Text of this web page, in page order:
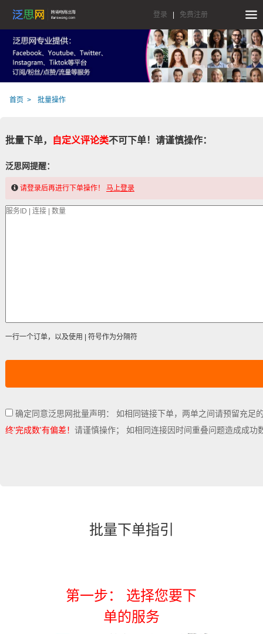
登录 免费注册
首页 批量操作
批量下单， 自定义评论类不可下单！请谨慎操作：
泛思网提醒：
请登录后再进行下单操作！ 马上登录
一行一个订单，以及使用 | 符号作为分隔符
确定同意泛思网批量声明： 如相同链接下单，两单之间请预留充
终'完成数'有偏差！ 请谨慎操作； 如相同连接因时间重叠问题造成成
批量下单指引
第一步： 选择您要下
单的服务